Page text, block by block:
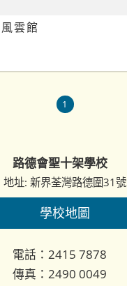
雲館
1
路德會聖十架學校
地址: 新界荃灣路德圍31號
學校地圖
電話：2415 7878
傳真：2490 0049